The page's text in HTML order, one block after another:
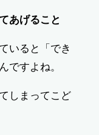
あげること
いると「でき
ですよね。
しまってこど